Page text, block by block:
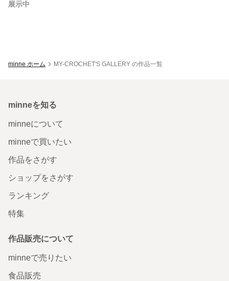
展示中
minne ホーム MY-CROCHET'S GALLERY の作品一覧
minneを知る
minneについて
minneで買いたい
作品をさがす
ショップをさがす
ランキング
特集
作品販売について
minneで売りたい
食品販売